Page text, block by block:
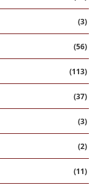
(3)
(56)
(113)
(37)
(3)
(2)
(11)